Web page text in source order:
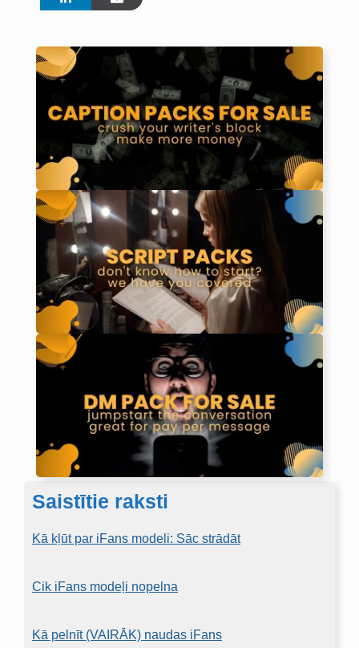
Saistītie raksti
Kā kļūt par iFans modeli: Sāc strādāt
Cik iFans modeļi nopelna
Kā pelnīt (VAIRĀK) naudas iFans